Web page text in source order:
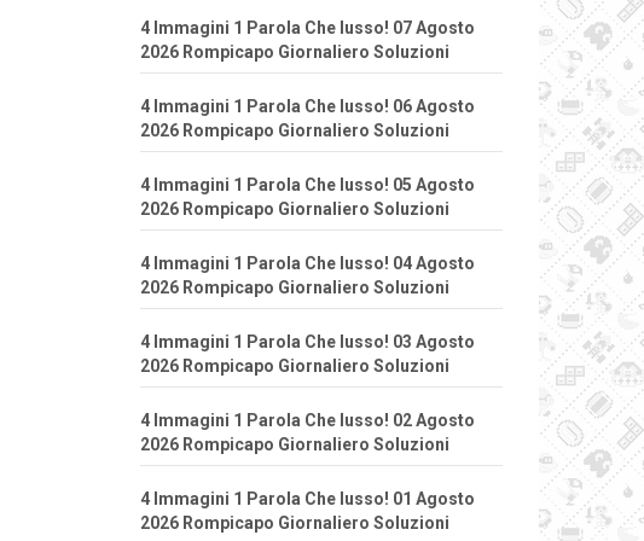
4 Immagini 1 Parola Che lusso! 07 Agosto
2026 Rompicapo Giornaliero Soluzioni
4 Immagini 1 Parola Che lusso! 06 Agosto
2026 Rompicapo Giornaliero Soluzioni
4 Immagini 1 Parola Che lusso! 05 Agosto
2026 Rompicapo Giornaliero Soluzioni
4 Immagini 1 Parola Che lusso! 04 Agosto
2026 Rompicapo Giornaliero Soluzioni
4 Immagini 1 Parola Che lusso! 03 Agosto
2026 Rompicapo Giornaliero Soluzioni
4 Immagini 1 Parola Che lusso! 02 Agosto
2026 Rompicapo Giornaliero Soluzioni
4 Immagini 1 Parola Che lusso! 01 Agosto
2026 Rompicapo Giornaliero Soluzioni